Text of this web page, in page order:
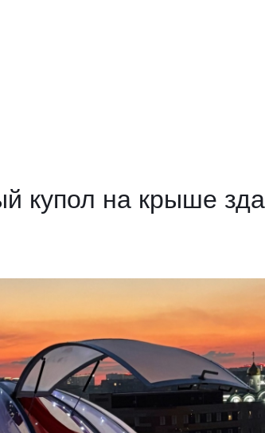
купол на крыше